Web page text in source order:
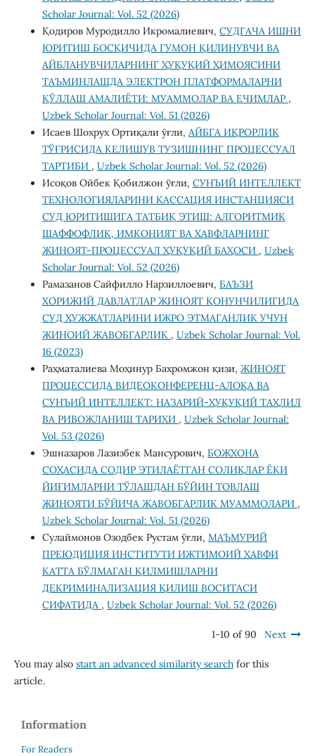
Scholar Journal: Vol. 52 (2026)
Қодиров Муродилло Икромалиевич, СУДГАЧА ИШНИ
ЮРИТИШ БОСҚИЧИДА ГУМОН ҚИЛИНУВЧИ ВА
АЙБЛАНУВЧИЛАРНИНГ ҲУҚУҚИЙ ҲИМОЯСИНИ
ТАЪМИНЛАШДА ЭЛЕКТРОН ПЛАТФОРМАЛАРНИ
ҚЎЛЛАШ АМАЛИЁТИ: МУАММОЛАР ВА ЕЧИМЛАР ,
Uzbek Scholar Journal: Vol. 51 (2026)
Исаев Шохрух Ортиқали ўғли, АЙБГА ИҚРОРЛИК
ТЎҒРИСИДА КЕЛИШУВ ТУЗИШНИНГ ПРОЦЕССУАЛ
ТАРТИБИ , Uzbek Scholar Journal: Vol. 52 (2026)
Исоқов Ойбек Қобилжон ўғли, СУНЪИЙ ИНТЕЛЛЕКТ
ТЕХНОЛОГИЯЛАРИНИ КАССАЦИЯ ИНСТАНЦИЯСИ
СУД ЮРИТИШИГА ТАТБИҚ ЭТИШ: АЛГОРИТМИК
ШАФФОФЛИК, ИМКОНИЯТ ВА ХАВФЛАРНИНГ
ЖИНОЯТ-ПРОЦЕССУАЛ ҲУҚУҚИЙ БАҲОСИ , Uzbek
Scholar Journal: Vol. 52 (2026)
Рамазанов Сайфилло Нарзиллоевич, БАЪЗИ
ХОРИЖИЙ ДАВЛАТЛАР ЖИНОЯТ ҚОНУНЧИЛИГИДА
СУД ҲУЖЖАТЛАРИНИ ИЖРО ЭТМАГАНЛИК УЧУН
ЖИНОИЙ ЖАВОБГАРЛИК , Uzbek Scholar Journal: Vol.
16 (2023)
Раҳматалиева Моҳинур Бахромжон қизи, ЖИНОЯТ
ПРОЦЕССИДА ВИДЕОКОНФЕРЕНЦ-АЛОҚА ВА
СУНЪИЙ ИНТЕЛЛЕКТ: НАЗАРИЙ-ҲУҚУҚИЙ ТАҲЛИЛ
ВА РИВОЖЛАНИШ ТАРИХИ , Uzbek Scholar Journal:
Vol. 53 (2026)
Эшназаров Лазизбек Мансурович, БОЖХОНА
СОҲАСИДА СОДИР ЭТИЛАЁТГАН СОЛИҚЛАР ЁКИ
ЙИҒИМЛАРНИ ТЎЛАШДАН БЎЙИН ТОВЛАШ
ЖИНОЯТИ БЎЙИЧА ЖАВОБГАРЛИК МУАММОЛАРИ ,
Uzbek Scholar Journal: Vol. 51 (2026)
Сулаймонов Озодбек Рустам ўғли, МАЪМУРИЙ
ПРЕЮДИЦИЯ ИНСТИТУТИ ИЖТИМОИЙ ХАВФИ
КАТТА БЎЛМАГАН ҚИЛМИШЛАРНИ
ДЕКРИМИНАЛИЗАЦИЯ ҚИЛИШ ВОСИТАСИ
СИФАТИДА , Uzbek Scholar Journal: Vol. 52 (2026)
1-10 of 90 Next
You may also start an advanced similarity searchfor this
article.
Information
For Readers